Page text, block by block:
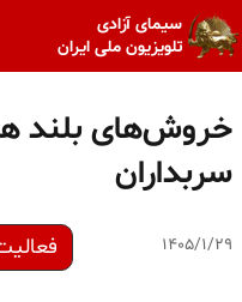
سیمای آزادی
تلویزیون ملی ایران
خروش‌های بلند
سربداران
۱۴۰۵/۱/۲۹